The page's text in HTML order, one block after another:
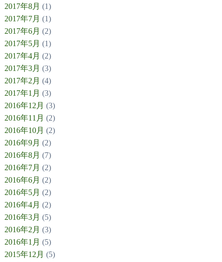
2017年8月 (1)
2017年7月 (1)
2017年6月 (2)
2017年5月 (1)
2017年4月 (2)
2017年3月 (3)
2017年2月 (4)
2017年1月 (3)
2016年12月 (3)
2016年11月 (2)
2016年10月 (2)
2016年9月 (2)
2016年8月 (7)
2016年7月 (2)
2016年6月 (2)
2016年5月 (2)
2016年4月 (2)
2016年3月 (5)
2016年2月 (3)
2016年1月 (5)
2015年12月 (5)